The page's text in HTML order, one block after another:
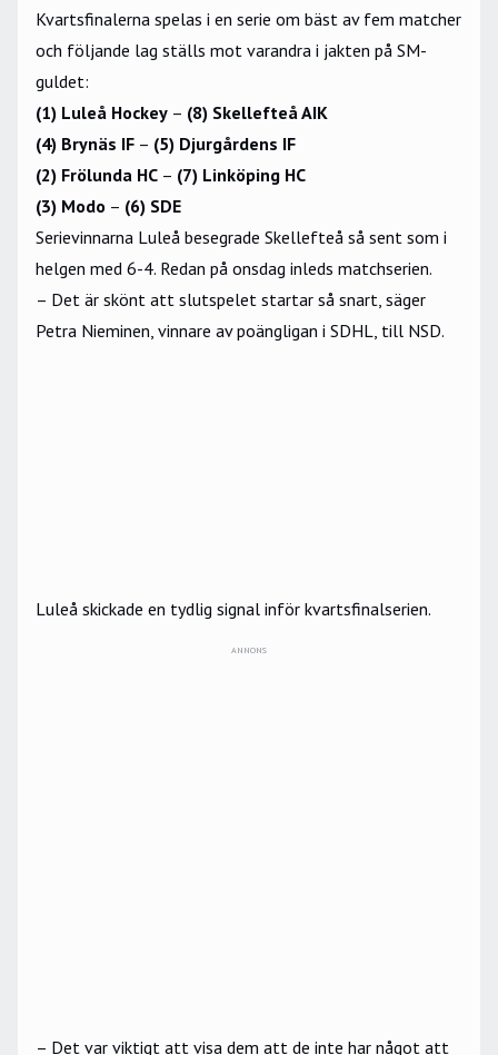
Kvartsfinalerna spelas i en serie om bäst av fem matcher
och följande lag ställs mot varandra i jakten på SM-
guldet:
(1) Luleå Hockey – (8) Skellefteå AIK
(4) Brynäs IF – (5) Djurgårdens IF
(2) Frölunda HC – (7) Linköping HC
(3) Modo – (6) SDE
Serievinnarna Luleå besegrade Skellefteå så sent som i
helgen med 6-4. Redan på onsdag inleds matchserien.
– Det är skönt att slutspelet startar så snart, säger
Petra Nieminen, vinnare av poängligan i SDHL, till NSD.
Luleå skickade en tydlig signal inför kvartsfinalserien.
ANNONS
– Det var viktigt att visa dem att de inte har något att